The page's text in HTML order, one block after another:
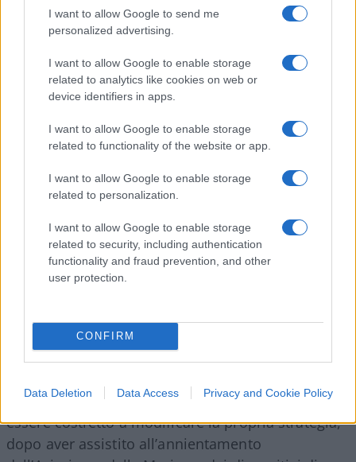
I want to allow Google to send me
personalized advertising.
I want to allow Google to enable storage
related to analytics like cookies on web or
device identifiers in apps.
I want to allow Google to enable storage
related to functionality of the website or app.
I want to allow Google to enable storage
related to personalization.
I want to allow Google to enable storage
related to security, including authentication
functionality and fraud prevention, and other
user protection.
CONFIRM
Data Deletion Data Access Privacy and Cookie Policy
Implicazioni strategiche
Il trend operativo suggerisce che la capacità
offensiva iraniana stia entrando in una fase di
logoramento a causa dei tre fattori che spiegano il
consumo delle scorte pronte all’uso;
superiorità informativa e aerea della coalizione.
L’offensiva missilistica iraniana rimane quindi uno
strumento di pressione politica e psicologica, ma
Prospettive
Se il trend attuale continuerà, l’Iran potrebbe
essere costretto a modificare la propria strategia,
dopo aver assistito all’annientamento